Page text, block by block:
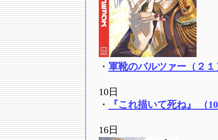
・ 軍靴のバルツァー（２
10日
・
『これ描いて死ね』 （
16日